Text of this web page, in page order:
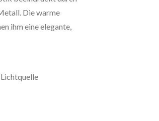
Die warme
ihm eine elegante,